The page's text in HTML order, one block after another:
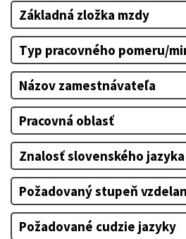
Základná zložka mzdy
Typ pracovného pomeru/
Názov zamestnávateľa
Pracovná oblasť
Znalosť slovenského
Požadovaný stupeň
Požadované cudzie jazyky